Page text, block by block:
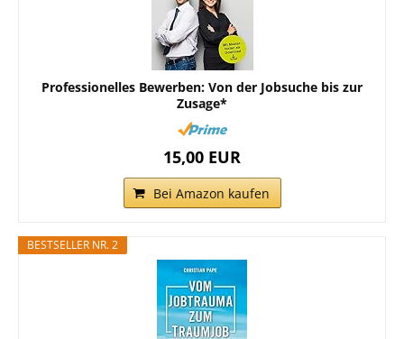
Professionelles Bewerben: Von der Jobsuche bis zur
Zusage*
15,00 EUR
Bei Amazon kaufen
BESTSELLER NR. 2